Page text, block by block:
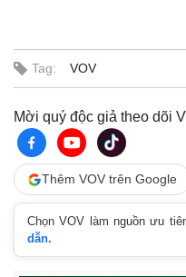
Kinh tế
Bất động sản
Tag: VOV
Mời quý độc giả theo dõi
Thêm VOV trên Google
Chọn VOV làm nguồn ưu
dẫn.